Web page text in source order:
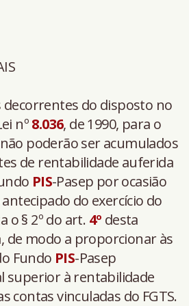
decorrentes do disposto no
nº8.036, de 1990, para o
poderão ser acumulados
de rentabilidade auferida
PIS-Pasep por ocasião
do exercício do
o § 2º do art. 4º desta
de modo a proporcionar às
Fundo PIS-Pasep
superior à rentabilidade
contas vinculadas do FGTS.